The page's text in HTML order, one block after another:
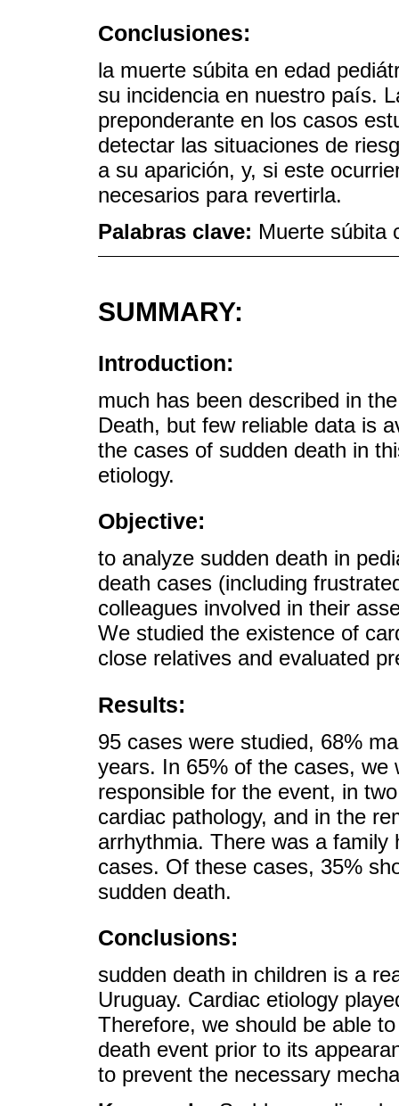
Conclusiones:
la muerte súbita en edad
su incidencia en nuestro país.
preponderante en los casos
detectar las situaciones de
a su aparición, y, si este
necesarios para revertirla.
Palabras clave: Muerte súbita
SUMMARY:
Introduction:
much has been described in
Death, but few reliable data is
the cases of sudden death in
etiology.
Objective:
to analyze sudden death in
death cases (including
colleagues involved in their
We studied the existence of
close relatives and evaluated
Results:
95 cases were studied, 68%
years. In 65% of the cases, we
responsible for the event, in
cardiac pathology, and in the
arrhythmia. There was a
cases. Of these cases, 35%
sudden death.
Conclusions:
sudden death in children is a
Uruguay. Cardiac etiology
Therefore, we should be able
death event prior to its
to prevent the necessary